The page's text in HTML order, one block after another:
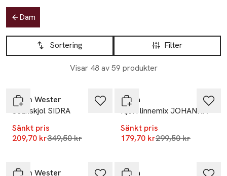
Hoppa till produktsidan
Dam
Hoppa till produktsidan
Filter
Sortering
Visar 48 av 59 produkter
Lista över produkter
Carin Wester
Jeanskjol SIDRA
Sänkt pris
209,70 krLägsta pris 30 dagar
349,50 kr
Wera
Kjol i linnemix JOHANNA
Sänkt pris
179,70 krLägsta pris 30
299,50 kr
Carin Wester
Wera